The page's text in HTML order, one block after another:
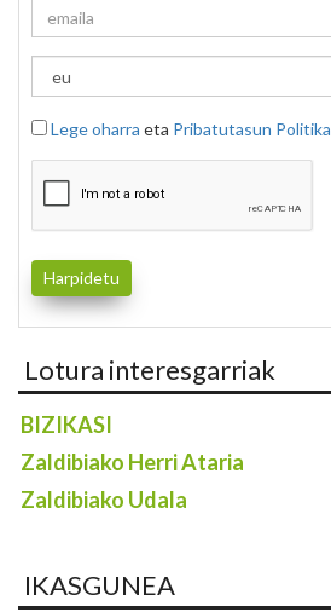
Lege oharra eta Pribatutasun Politika
Lotura interesgarriak
BIZIKASI
Zaldibiako Herri Ataria
Zaldibiako Udala
IKASGUNEA